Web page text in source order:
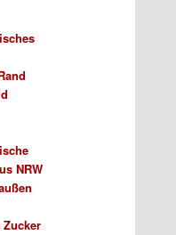
NRW